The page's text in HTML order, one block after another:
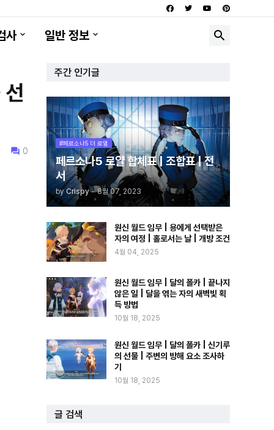
사 일반 정보
0
주간 인기글
#페르소나5 더 로열
페르소나5 로얄 합체표 | 조합표 | 전
서
by Crispy - 8월 07, 2023
원신 월드 임무 | 용에게 선택받은
자의 여정 | 홀로서는 날 | 개방 조건
4월 04, 2025
원신 월드 임무 | 달의 폴카 | 끝나지
않은 일 | 달을 엮는 자의 새벽빛 획
득 방법
10월 18, 2025
원신 월드 임무 | 달의 폴카 | 신기루
의 선물 | 주변의 방해 요소 조사하
기
10월 18, 2025
글 검색